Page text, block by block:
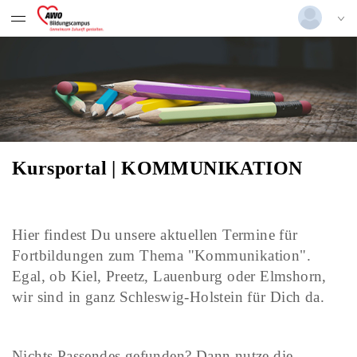
Versionsnummer: 2026.2.04.63526
Fortbildungen für Kitas
nach § 19 Abs. 7 (KitaG)
Praxisanleiter*in in der
Kindertagesbetreuung
Kinder- und Jugendarbeit
Fortbildungen
Menügruppe
Management
Internes Führungskräftetraining
Finanzen
Kommunikation
Kursportal | KOMMUNIKATION
Hier findest Du unsere aktuellen Termine für
Fortbildungen zum Thema "Kommunikation".
Egal, ob Kiel, Preetz, Lauenburg oder Elmshorn,
wir sind in ganz Schleswig-Holstein für Dich da.
Datentabelle mit 4 Zeilen und 10 Spalten